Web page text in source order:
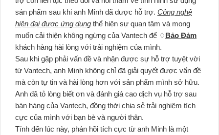
sản phẩm sau khi anh Minh đã được hỗ trợ. Công nghệ
hiện đại được ứng dụng thể hiện sự quan tâm và mong
muốn cải thiện không ngừng của Vantech để ♢Bảo Đảm
khách hàng hài lòng với trải nghiệm của mình.
Sau khi gặp phải vấn đề và nhận được sự hỗ trợ tuyệt vời
từ Vantech, anh Minh không chỉ đã giải quyết được vấn đề
mà còn tự tin và hài lòng hơn với sản phẩm mình sở hữu.
Anh đã tỏ lòng biết ơn và đánh giá cao dịch vụ hỗ trợ sau
bán hàng của Vantech, đồng thời chia sẻ trải nghiệm tích
cực của mình với bạn bè và người thân.
Tính đến lúc này, phản hồi tích cực từ anh Minh là một